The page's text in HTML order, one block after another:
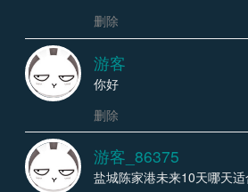
删除
游客
你好
删除
游客_86375
盐城陈家港未来10天哪天适